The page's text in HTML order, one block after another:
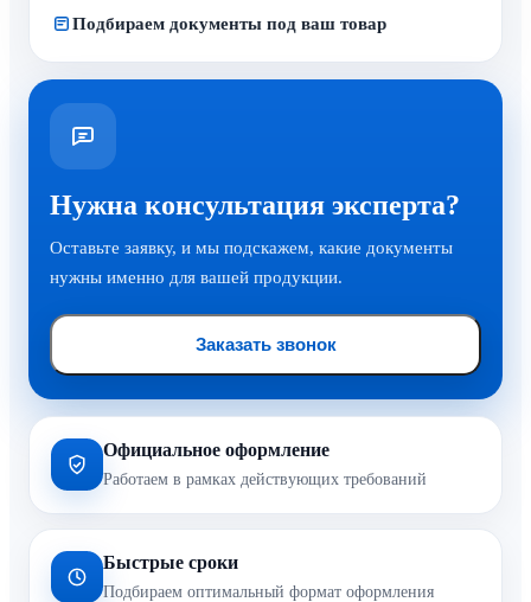
Подбираем документы под ваш товар
Нужна консультация эксперта?
Оставьте заявку, и мы подскажем, какие документы
нужны именно для вашей продукции.
Заказать звонок
Официальное оформление
Работаем в рамках действующих требований
Быстрые сроки
Подбираем оптимальный формат оформления